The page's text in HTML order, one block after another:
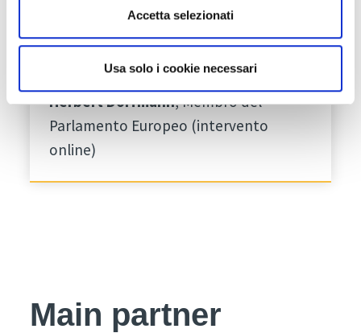
Accetta selezionati
Usa solo i cookie necessari
Bauhaus Europeo alla luce
del New Green Deal
Vesna Caminadesa colloquio con
HerbertDorfmann, Membro del
Parlamento Europeo (intervento
online)
Main partner